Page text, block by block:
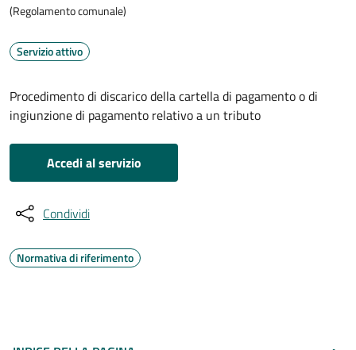
(Regolamento comunale)
Servizio attivo
Procedimento di discarico della cartella di pagamento o di
ingiunzione di pagamento relativo a un tributo
Accedi al servizio
Condividi
Normativa di riferimento